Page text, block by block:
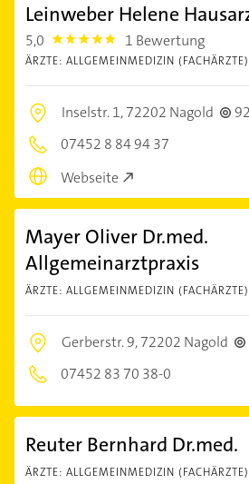
Leinweber Helene
5,0 5.0 1 Bewertung
ÄRZTE: ALLGEMEINMEDIZIN (FACHÄRZTE)
Inselstr. 1,72202 Nagold
07452 8 84 94 37
Webseite
Mayer Oliver Dr.med.
Allgemeinarztpraxis
ÄRZTE: ALLGEMEINMEDIZIN (FACHÄRZTE)
Gerberstr. 9,72202 Nagold
07452 83 70 38-0
Reuter Bernhard Dr.med.
ÄRZTE: ALLGEMEINMEDIZIN (FACHÄRZTE)